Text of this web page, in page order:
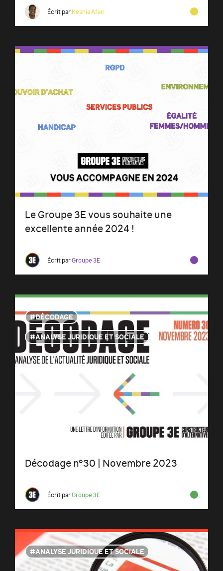
Écrit parKeshia Afari
Le Groupe 3E vous souhaite une
excellente année 2024 !
Écrit parGroupe 3E
DÉCODAGE
ANALYSE JURIDIQUE ET SOCIALE
Décodage n°30 | Novembre 2023
Écrit parGroupe 3E
ANALYSE JURIDIQUE ET SOCIALE